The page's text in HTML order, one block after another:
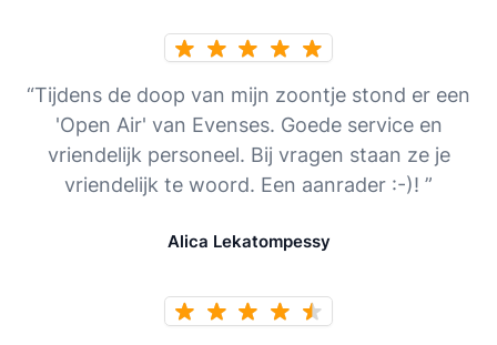
“Tijdens de doop van mijn zoontje stond er een
'Open Air' van Evenses. Goede service en
vriendelijk personeel. Bij vragen staan ze je
vriendelijk te woord. Een aanrader :-)! ”
Alica Lekatompessy